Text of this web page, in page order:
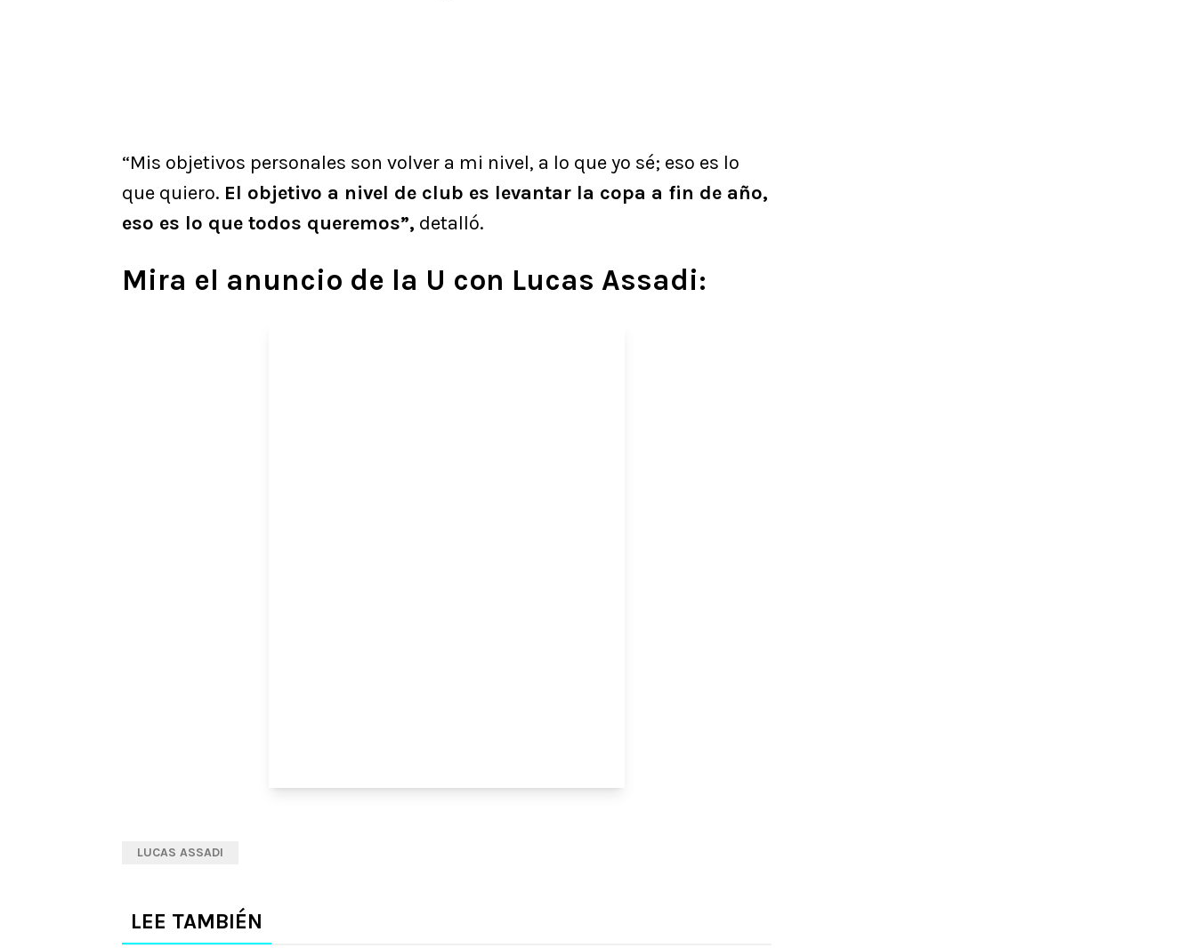
“Mis objetivos personales son volver a mi nivel, a lo que yo sé; eso es lo
que quiero. El objetivo a nivel de club es levantar la copa a fin de año,
eso es lo que todos queremos”, detalló.
Mira el anuncio de la U con Lucas Assadi:
LUCAS ASSADI
LEE TAMBIÉN